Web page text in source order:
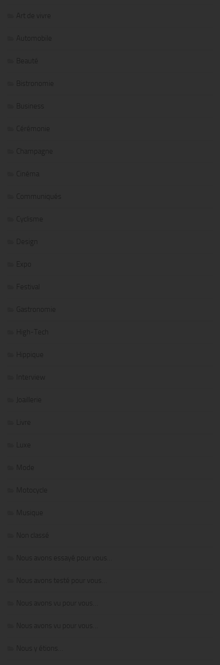
Art de vivre
Automobile
Beauté
Bistronomie
Business
Cérémonie
Champagne
Cinéma
Communiqués
Cyclisme
Design
Expo
Festival
Gastronomie
High-Tech
Hippique
Interview
Joaillerie
Livre
Luxe
Mode
Motocycle
Musique
Non classé
Nous avons essayé pour vous…
Nous avons testé pour vous…
Nous avons vu pour vous…
Nous avons vu pour vous…
Nous y étions…